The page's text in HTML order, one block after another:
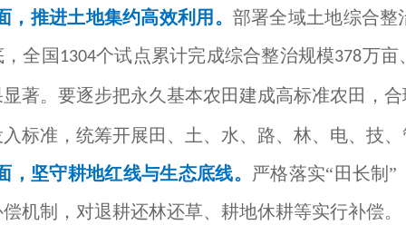
，推进土地集约高效利用。 部署全域土地综合整
全国 1304个试点累计完成综合整治规模378万亩
著。要逐步把永久基本农田建成高标准农田，
标准，统筹开展田、土、水、路、林、电、技
，坚守耕地红线与生态底线。 严格落实“田长制
机制，对退耕还林还草、耕地休耕等实行补偿。